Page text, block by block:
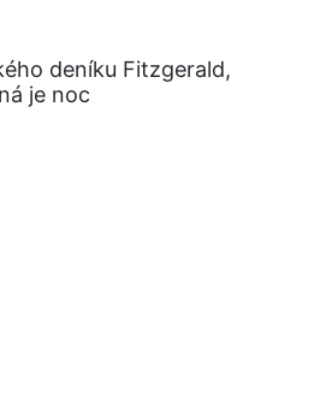
deníku Fitzgerald,
je noc